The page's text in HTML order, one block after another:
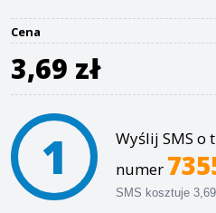
Cena
3,69 zł
1 Wyślij SMS o
numer
SMS kosztuje